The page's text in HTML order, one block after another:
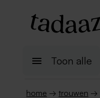
Toon alle
home → trouwen →